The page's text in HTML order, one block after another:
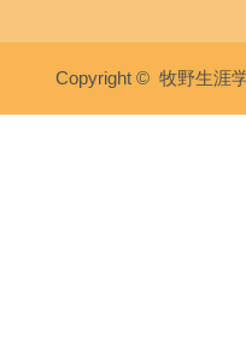
Copyright © 牧野生涯